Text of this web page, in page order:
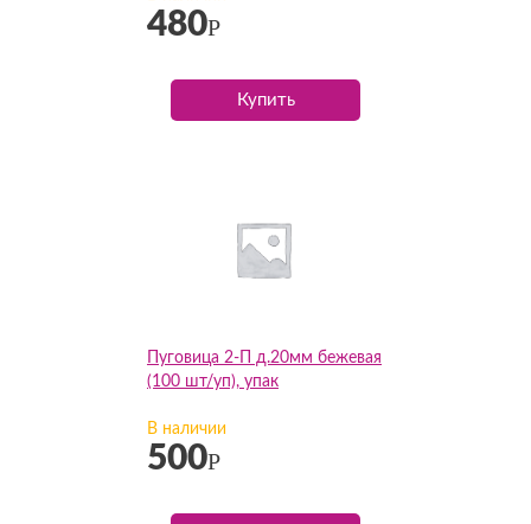
480Р
Купить
Пуговица 2-П д.20мм бежевая
(100 шт/уп), упак
В наличии
500Р